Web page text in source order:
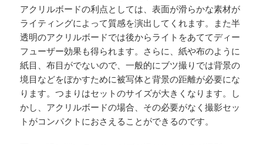
アクリルボードの利点としては、表面が滑らかな素材が
ライティングによって質感を演出してくれます。また半
透明のアクリルボードでは後からライトをあててディー
フューザー効果も得られます。さらに、紙や布のように
紙目、布目がでないので、一般的にブツ撮りでは背景の
境目などをぼかすために被写体と背景の距離が必要にな
ります。つまりはセットのサイズが大きくなります。し
かし、アクリルボードの場合、その必要がなく撮影セッ
トがコンパクトにおさえることができるのです。